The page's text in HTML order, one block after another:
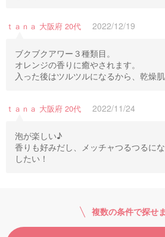
ｔａｎａ 大阪府 20代 2022/12/19
ブクブクアワー３種類目。
オレンジの香りに癒やされます。
入った後はツルツルになるから、乾燥
ｔａｎａ 大阪府 20代 2022/11/24
泡が楽しい♪
香りも好みだし、メッチャつるつるに
したい！
複数の条件で探せ